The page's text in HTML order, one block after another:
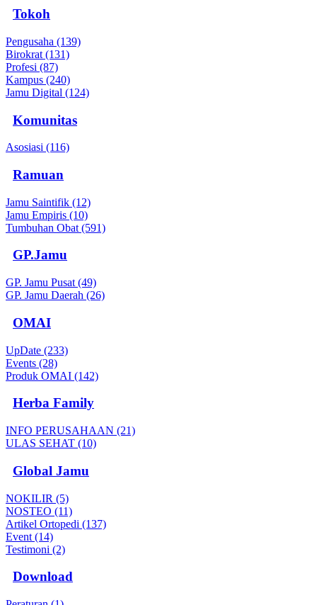
Tokoh
Pengusaha (139)
Birokrat (131)
Profesi (87)
Kampus (240)
Jamu Digital (124)
Komunitas
Asosiasi (116)
Ramuan
Jamu Saintifik (12)
Jamu Empiris (10)
Tumbuhan Obat (591)
GP.Jamu
GP. Jamu Pusat (49)
GP. Jamu Daerah (26)
OMAI
UpDate (233)
Events (28)
Produk OMAI (142)
Herba Family
INFO PERUSAHAAN (21)
ULAS SEHAT (10)
Global Jamu
NOKILIR (5)
NOSTEO (11)
Artikel Ortopedi (137)
Event (14)
Testimoni (2)
Download